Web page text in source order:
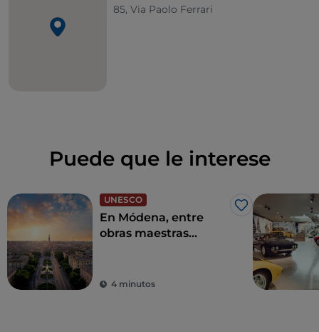
85, Via Paolo Ferrari
Puede que le interese
UNESCO
Me gusta
En Módena, entre
obras maestras
4 minutos